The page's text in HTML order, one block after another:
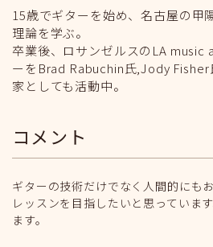
15歳でギターを始め、名古屋の甲
理論を学ぶ。
卒業後、ロサンゼルスのLA music
ーをBrad Rabuchin氏,Jody Fisher
家としても活動中。
コメント
ギターの技術だけでなく人間的にも
レッスンを目指したいと思っていま
ます。